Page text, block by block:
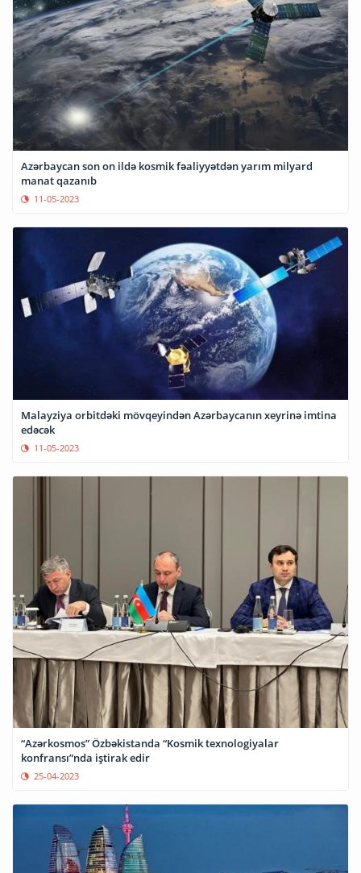
Azərbaycan son on ildə kosmik fəaliyyətdən yarım milyard
manat qazanıb
11-05-2023
Malayziya orbitdəki mövqeyindən Azərbaycanın xeyrinə imtina
edəcək
11-05-2023
“Azərkosmos” Özbəkistanda “Kosmik texnologiyalar
konfransı”nda iştirak edir
25-04-2023